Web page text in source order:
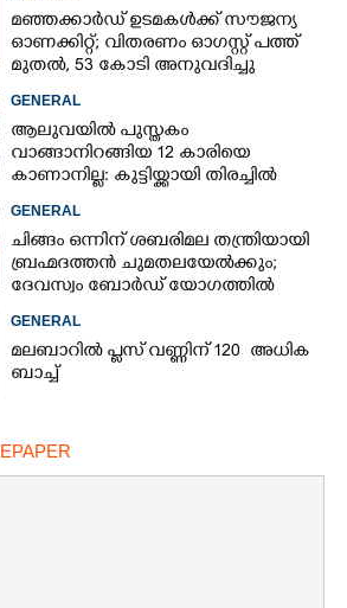
മഞ്ഞക്കാർഡ് ഉടമകൾക്ക് സൗജന്യ
ഓണക്കിറ്റ്; വിതരണം ഓഗസ്റ്റ് പത്ത്
മുതൽ, 53 കോടി അനുവദിച്ചു
GENERAL
ആലുവയിൽ പുസ്തകം
വാങ്ങാനിറങ്ങിയ 12 കാരിയെ
കാണാനില്ല: കുട്ടിയ്ക്കായി തിരച്ചിൽ
GENERAL
ചിങ്ങം ഒന്നിന് ശബരിമല തന്ത്രിയായി
ബ്രഹ്മദത്തൻ ചുമതലയേൽക്കും;
ദേവസ്വം ബോർഡ് യോഗത്തിൽ
തീരുമാനം
GENERAL
മലബാറിൽ പ്ലസ് വണ്ണിന് 120 അധിക
ബാച്ച്
EPAPER